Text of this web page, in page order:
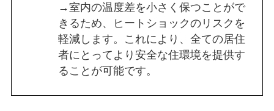
→室内の温度差を小さく保つことがで
きるため、ヒートショックのリスクを
軽減します。これにより、全ての居住
者にとってより安全な住環境を提供す
ることが可能です。